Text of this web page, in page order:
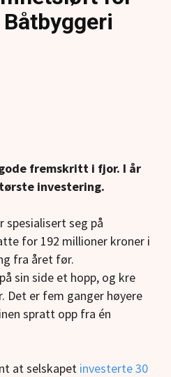
fremskritt i fjor. I år
investering.
spesialisert seg på
for 192 millioner kroner i
fra året før.
sin side et hopp, og kre
Det er fem ganger høyere
spratt opp fra én
at selskapet investerte 30